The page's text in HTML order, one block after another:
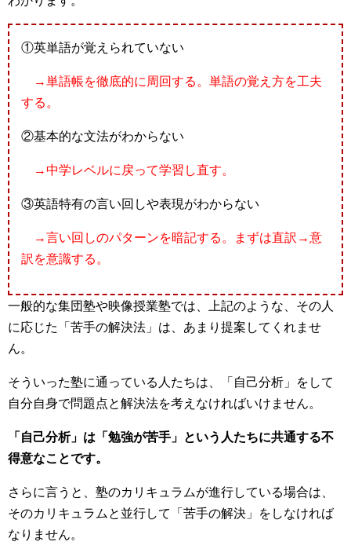
①英単語が覚えられていない
→単語帳を徹底的に周回する。単語の覚え方を工夫
する。
②基本的な文法がわからない
→中学レベルに戻って学習し直す。
③英語特有の言い回しや表現がわからない
→言い回しのパターンを暗記する。まずは直訳→意
訳を意識する。
一般的な集団塾や映像授業塾では、上記のような、その人
に応じた「苦手の解決法」は、あまり提案してくれませ
ん。
そういった塾に通っている人たちは、「自己分析」をして
自分自身で問題点と解決法を考えなければいけません。
「自己分析」は「勉強が苦手」という人たちに共通する不
得意なことです。
さらに言うと、塾のカリキュラムが進行している場合は、
そのカリキュラムと並行して「苦手の解決」をしなければ
なりません。